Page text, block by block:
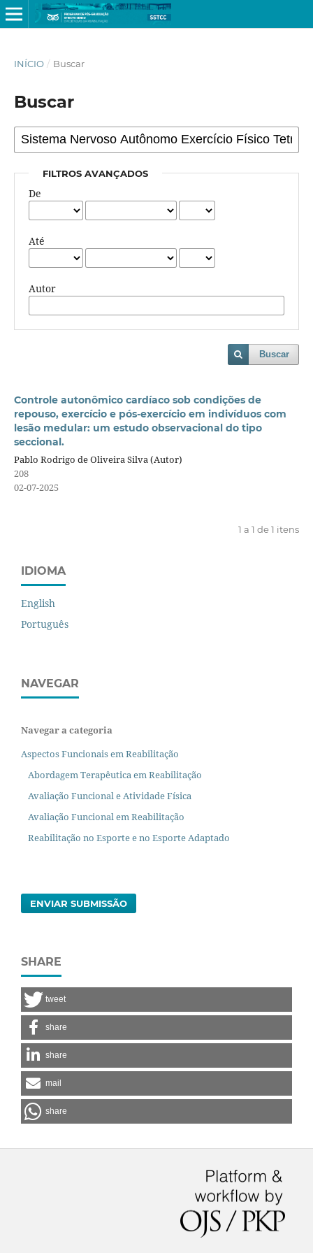
INÍCIO / Buscar
Buscar
FILTROS AVANÇADOS
De
Até
Autor
Buscar
Controle autonômico cardíaco sob condições de
repouso, exercício e pós-exercício em indivíduos com
lesão medular: um estudo observacional do tipo
seccional.
Pablo Rodrigo de Oliveira Silva (Autor)
208
02-07-2025
1 a 1 de 1 itens
IDIOMA
English
Português
NAVEGAR
Navegar a categoria
Aspectos Funcionais em Reabilitação
Abordagem Terapêutica em Reabilitação
Avaliação Funcional e Atividade Física
Avaliação Funcional em Reabilitação
Reabilitação no Esporte e no Esporte Adaptado
ENVIAR SUBMISSÃO
SHARE
tweet
share
share
mail
share